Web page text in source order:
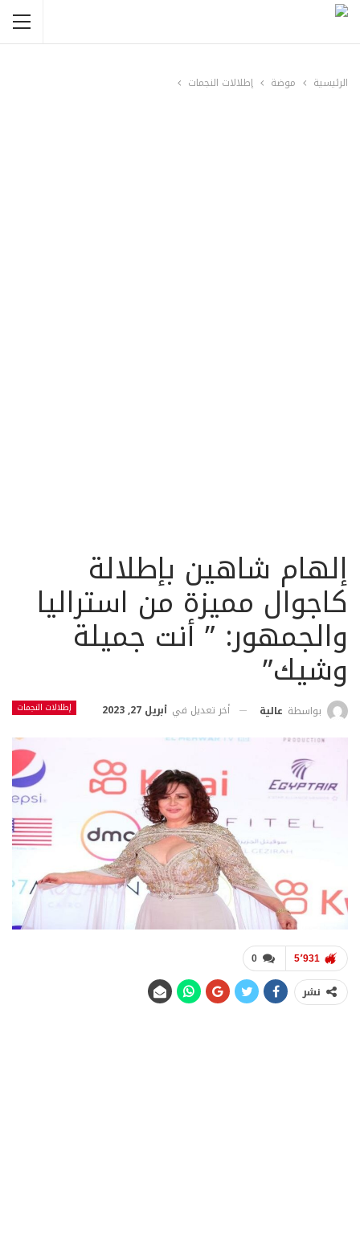
الرئيسية موضة إطلالات النجمات
إلهام شاهين بإطلالة
كاجوال مميزة من استراليا
والجمهور: ” أنت جميلة
وشيك”
إطلالات النجمات بواسطة عالية أخر تعديل في أبريل 27, 2023
0 5٬931
نشر